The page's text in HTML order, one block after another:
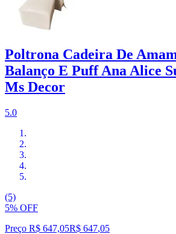
Poltrona Cadeira De
Balanço E Puff Ana Alice
Ms Decor
5.0
(5)
5% OFF
Preço R$ 647,05R$ 647,05